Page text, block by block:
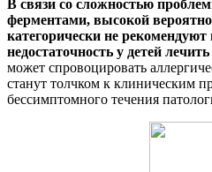
В связи со сложностью
ферментами, высокой
категорически не
недостаточность у детей
может спровоцировать
станут толчком к клиническим
бессимптомного течения